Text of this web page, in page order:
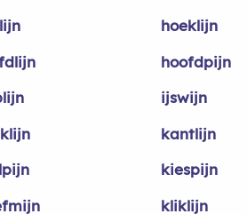
hoeklijn
hoofdpijn
ijswijn
kantlijn
kiespijn
kliklijn